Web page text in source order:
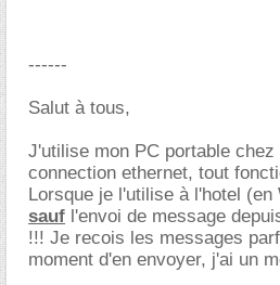
------
Salut à tous,
J'utilise mon PC portable
connection ethernet, tout
Lorsque je l'utilise à l'hotel
sauf l'envoi de message
!!! Je recois les messages
moment d'en envoyer, j'ai un